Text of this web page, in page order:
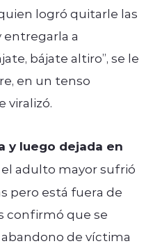
logró quitarle las
entregarla a
bájate altiro”, se le
en un tenso
viralizó.
y luego dejada en
adulto mayor sufrió
pero está fuera de
confirmó que se
de víctima